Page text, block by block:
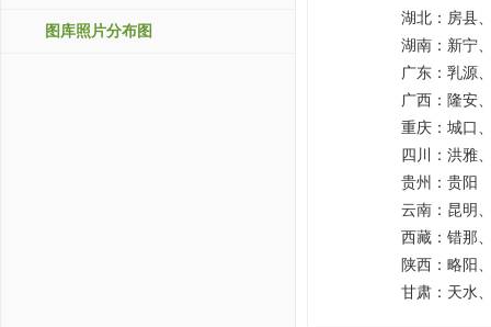
图库照片分布图
湖北： 房县
湖南： 新宁
广东： 乳源
广西： 隆安
重庆： 城口
四川： 洪雅
贵州： 贵阳
云南： 昆明
西藏： 错那
陕西： 略阳
甘肃： 天水